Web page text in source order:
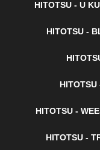
HITOTSU - U
HITOTSU -
HITOTSU
HITOTSU -
HITOTSU -